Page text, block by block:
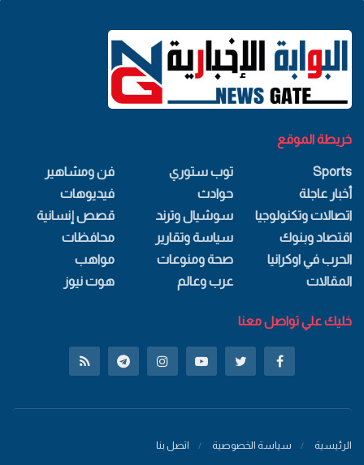
خريطة الموقع
Sports
أخبار عاجلة
اتصالات وتكنولوجيا
اقتصاد وبنوك
الحرب في اوكرانيا
المقالات
توب ستوري
حوادث
سوشيال وترند
سياسة وتقارير
صحة ومنوعات
عرب وعالم
فن ومشاهير
فيديوهات
قصص إنسانية
محافظات
مواهب
هوت نيوز
خليك علي تواصل معنا
الرئيسية سياسة الخصوصية اتصل بنا